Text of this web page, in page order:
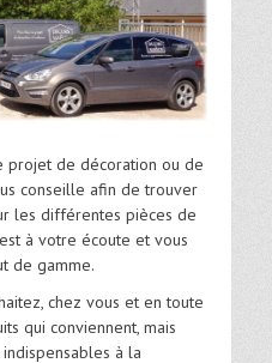
projet de décoration ou de
conseille afin de trouver
les différentes pièces de
à votre écoute et vous
de gamme.
chez vous et en toute
qui conviennent, mais
à la